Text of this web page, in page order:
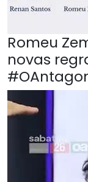
Romeu
novas